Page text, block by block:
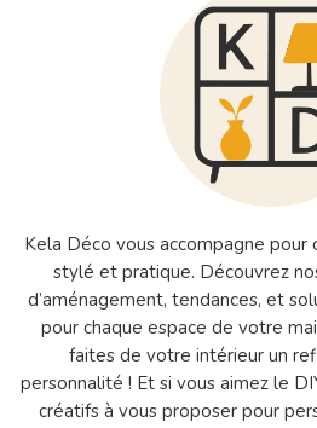
Kela Déco vous accompagne pour
stylé et pratique. Découvrez
d’aménagement, tendances, et
pour chaque espace de votre
faites de votre intérieur un
personnalité ! Et si vous aimez le
créatifs à vous proposer pour